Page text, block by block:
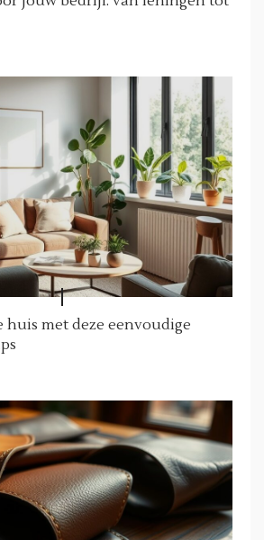
huis met deze eenvoudige